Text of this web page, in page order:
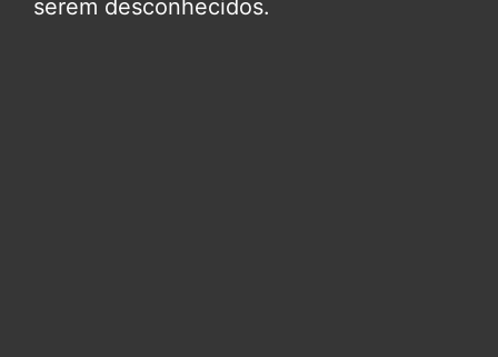
serem desconhecidos.